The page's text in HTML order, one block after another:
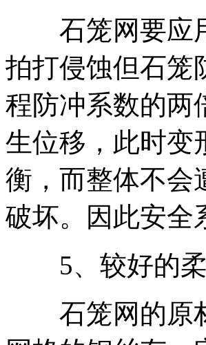
石笼网要应用
拍打侵蚀但石笼
程防冲系数的两
生位移，此时变
衡，而整体不会
破坏。因此安全
5、较好的柔
石笼网的原材